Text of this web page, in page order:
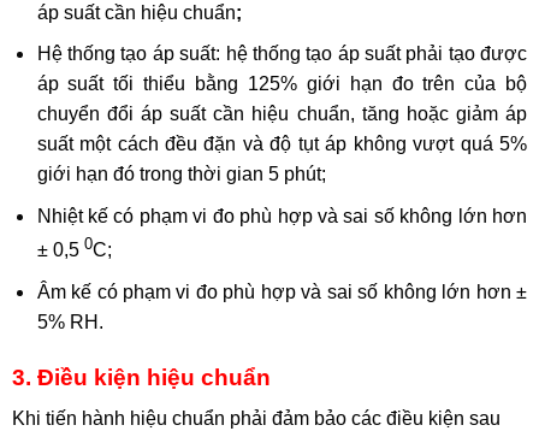
áp suất cần hiệu chuẩn;
Hệ thống tạo áp suất: hệ thống tạo áp suất phải tạo được
áp suất tối thiểu bằng 125% giới hạn đo trên của bộ
chuyển đổi áp suất cần hiệu chuẩn, tăng hoặc giảm áp
suất một cách đều đặn và độ tụt áp không vượt quá 5%
giới hạn đó trong thời gian 5 phút;
Nhiệt kế có phạm vi đo phù hợp và sai số không lớn hơn
± 0,5 0C;
Âm kế có phạm vi đo phù hợp và sai số không lớn hơn ±
5% RH.
3. Điều kiện hiệu chuẩn
Khi tiến hành hiệu chuẩn phải đảm bảo các điều kiện sau